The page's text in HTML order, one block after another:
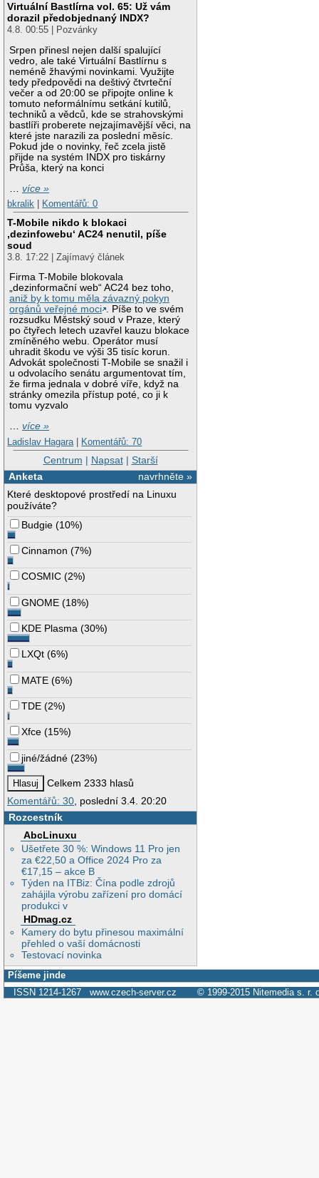
Virtuální Bastlírna vol. 65: Už vám
dorazil předobjednaný INDX?
4.8. 00:55 | Pozvánky
Srpen přinesl nejen další spalující
vedro, ale také Virtuální Bastlírnu s
neméně žhavými novinkami. Využijte
tedy předpovědi na deštivý čtvrteční
večer a od 20:00 se připojte online k
tomuto neformálnímu setkání kutilů,
techniků a vědců, kde se strahovskými
bastlíři proberete nejzajímavější věci, na
které jste narazili za poslední měsíc.
Pokud jde o novinky, řeč zcela jistě
přijde na systém INDX pro tiskárny
Průša, který na konci
…více »
bkralik
Komentářů: 0
T-Mobile nikdo k blokaci
‚dezinfowebu‘ AC24 nenutil, píše
soud
3.8. 17:22 | Zajímavý článek
Firma T-Mobile blokovala
„dezinformační web“ AC24 bez toho,
aniž by k tomu měla závazný pokyn
orgánů veřejné moci . Píše to ve svém
rozsudku Městský soud v Praze, který
po čtyřech letech uzavřel kauzu blokace
zmíněného webu. Operátor musí
uhradit škodu ve výši 35 tisíc korun.
Advokát společnosti T-Mobile se snažil i
u odvolacího senátu argumentovat tím,
že firma jednala v dobré víře, když na
stránky omezila přístup poté, co ji k
tomu vyzvalo
…více »
Ladislav Hagara | Komentářů: 70
Centrum | Napsat| Starší
navrhněte »
Anketa
Které desktopové prostředí na Linuxu
používáte?
Budgie (10%)
Cinnamon (7%)
COSMIC (2%)
GNOME (18%)
KDE Plasma (30%)
LXQt (6%)
MATE (6%)
TDE (2%)
Xfce (15%)
jiné/žádné (23%)
Celkem 2333 hlasů
Komentářů: 30, poslední 3.4. 20:20
Rozcestník
AbcLinuxu
Ušetřete 30 %: Windows 11 Pro jen
za €22,50 a Office 2024 Pro za
€17,15 – akce B
Týden na ITBiz: Čína podle zdrojů
zahájila výrobu zařízení pro domácí
produkci v
HDmag.cz
Kamery do bytu přinesou maximální
přehled o vaší domácnosti
Testovací novinka
Píšeme jinde
ISSN 1214-1267 www.czech-server.cz © 1999-2015 Nitemedia s. r.